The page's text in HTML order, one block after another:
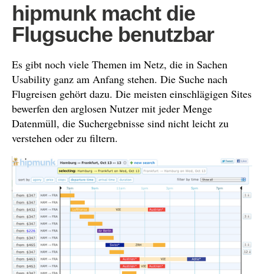
hipmunk macht die
Flugsuche benutzbar
Es gibt noch viele Themen im Netz, die in Sachen
Usability ganz am Anfang stehen. Die Suche nach
Flugreisen gehört dazu. Die meisten einschlägigen Sites
bewerfen den arglosen Nutzer mit jeder Menge
Datenmüll, die Suchergebnisse sind nicht leicht zu
verstehen oder zu filtern.